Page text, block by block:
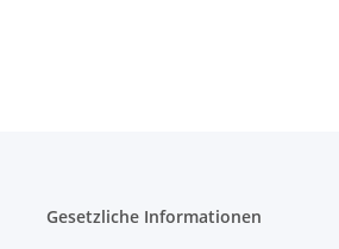
Gesetzliche Informationen